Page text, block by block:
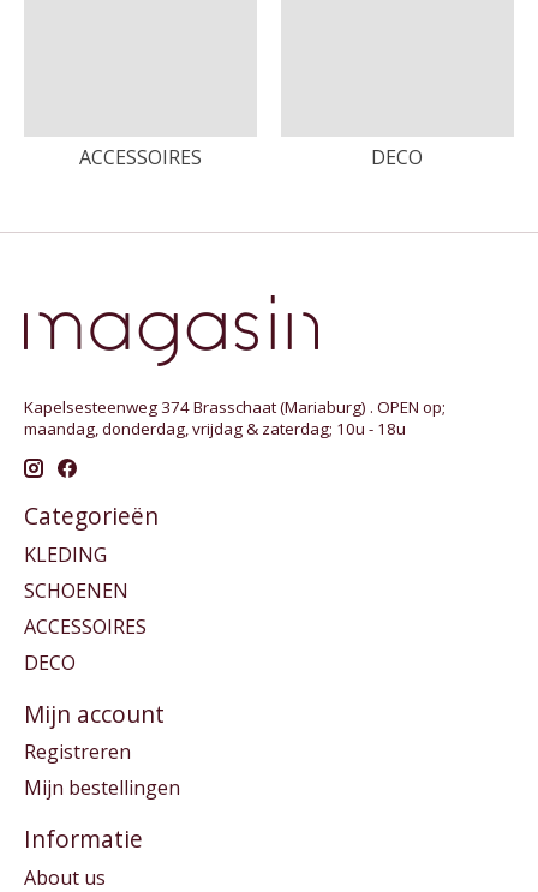
ACCESSOIRES DECO
Kapelsesteenweg 374 Brasschaat (Mariaburg) . OPEN op;
maandag, donderdag, vrijdag & zaterdag; 10u - 18u
Categorieën
KLEDING
SCHOENEN
ACCESSOIRES
DECO
Mijn account
Registreren
Mijn bestellingen
Informatie
About us